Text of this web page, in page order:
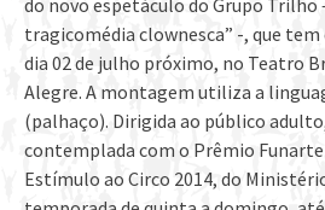
do novo espetáculo do Grupo Trilho
tragicomédia clownesca” -, que
dia 02 de julho próximo, no Teatro
Alegre. A montagem utiliza a
(palhaço). Dirigida ao público
contemplada com o Prêmio Funarte
Estímulo ao Circo 2014, do